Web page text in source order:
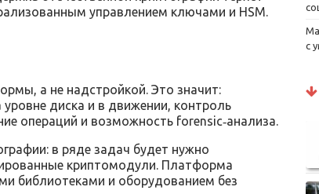
управлением ключами и HSM.
а не надстройкой. Это значит:
диска и в движении, контроль
операций и возможность forensic‑анализа.
в ряде задач будет нужно
криптомодули. Платформа
библиотеками и оборудованием без
с